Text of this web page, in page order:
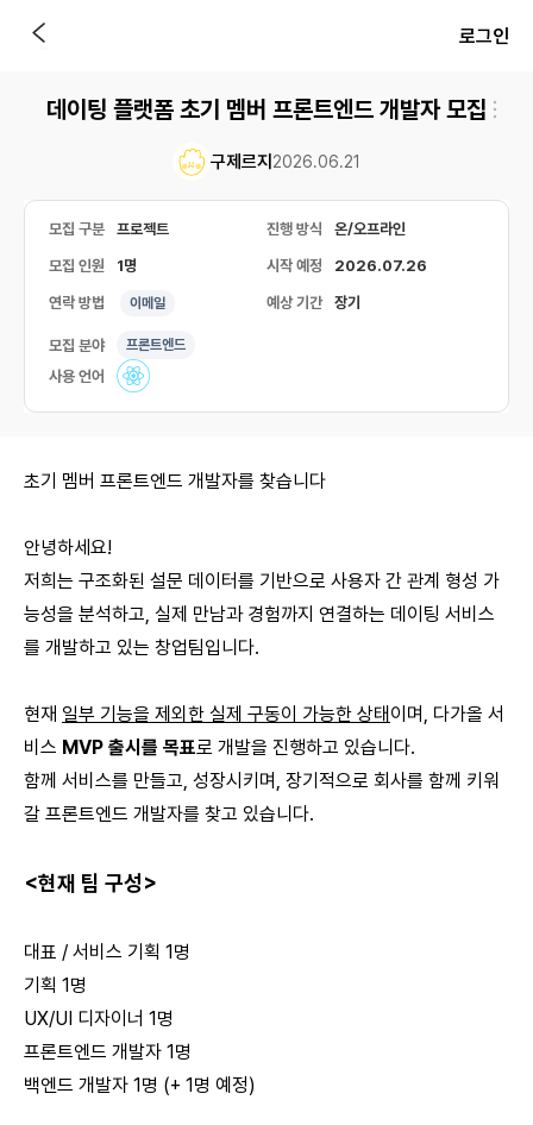
로그인
데이팅 플랫폼 초기 멤버 프론트엔드 개발자 모집
구제르지 2026.06.21
모집 구분 프로젝트 진행 방식 온/오프라인
모집 인원 1명 시작 예정 2026.07.26
연락 방법 이메일 예상 기간 장기
모집 분야 프론트엔드
사용 언어
초기 멤버 프론트엔드 개발자를 찾습니다
안녕하세요!
저희는 구조화된 설문 데이터를 기반으로 사용자 간 관계 형성 가
능성을 분석하고, 실제 만남과 경험까지 연결하는 데이팅 서비스
를 개발하고 있는 창업팀입니다.
현재 일부 기능을 제외한 실제 구동이 가능한 상태이며, 다가올 서
비스 MVP 출시를 목표로 개발을 진행하고 있습니다.
함께 서비스를 만들고, 성장시키며, 장기적으로 회사를 함께 키워
갈 프론트엔드 개발자를 찾고 있습니다.
<현재 팀 구성>
대표 / 서비스 기획 1명
기획 1명
UX/UI 디자이너 1명
프론트엔드 개발자 1명
백엔드 개발자 1명 (+ 1명 예정)